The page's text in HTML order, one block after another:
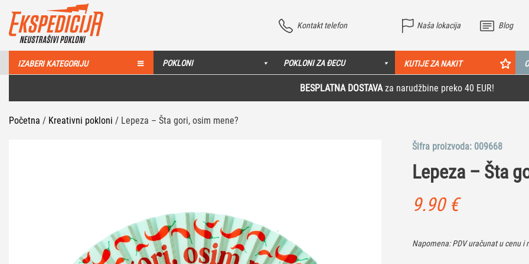
Kontakt telefon Naša lokacija Blog
IZABERI KATEGORIJU POKLONI POKLONI ZA ĐECU KUTIJE ZA NAKIT
BESPLATNA DOSTAVAza narudžbine preko 40 EUR!
Početna / Kreativni pokloni / Lepeza – Šta gori, osim mene?
Lepeza – Šta
9.90 €
Napomena: PDV uračunat u cenu i
Šifra proizvoda: 009668